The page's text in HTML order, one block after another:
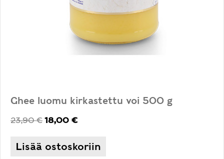
Ghee luomu kirkastettu voi 500 g
23,90€ Alkuperäinen
oli:
18,00 €Nykyinen
on:
Lisää ostoskoriin